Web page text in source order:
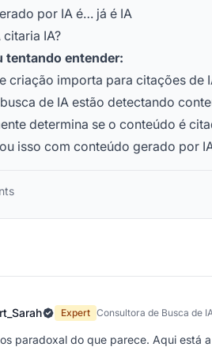
por IA é… já é IA
citaria IA?
tentando entender:
criação importa para citações de
de IA estão detectando
determina se o conteúdo é
isso com conteúdo gerado por
Expert Consultora de Busca de
paradoxal do que parece. Aqui está